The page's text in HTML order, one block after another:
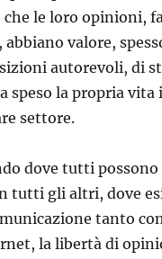
le loro opinioni,
valore,
autorevoli, di
speso la propria
settore.
dove tutti
tutti gli altri, dove
tanto
la libertà di